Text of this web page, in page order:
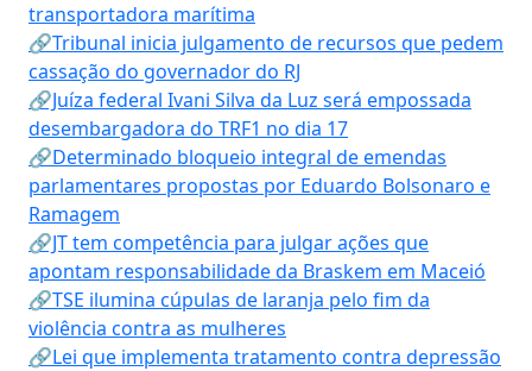
transportadora marítima
🔗Tribunal inicia julgamento de recursos que pedem
cassação do governador do RJ
🔗Juíza federal Ivani Silva da Luz será empossada
desembargadora do TRF1 no dia 17
🔗Determinado bloqueio integral de emendas
parlamentares propostas por Eduardo Bolsonaro e
Ramagem
🔗JT tem competência para julgar ações que
apontam responsabilidade da Braskem em Maceió
🔗TSE ilumina cúpulas de laranja pelo fim da
violência contra as mulheres
🔗Lei que implementa tratamento contra depressão